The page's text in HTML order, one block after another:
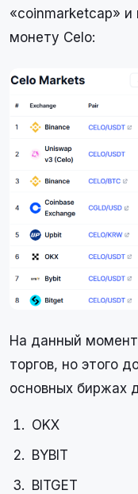
«coinmarketcap»
монету Celo:
На данный
торгов, но этого
основных биржах
OKX
BYBIT
BITGET